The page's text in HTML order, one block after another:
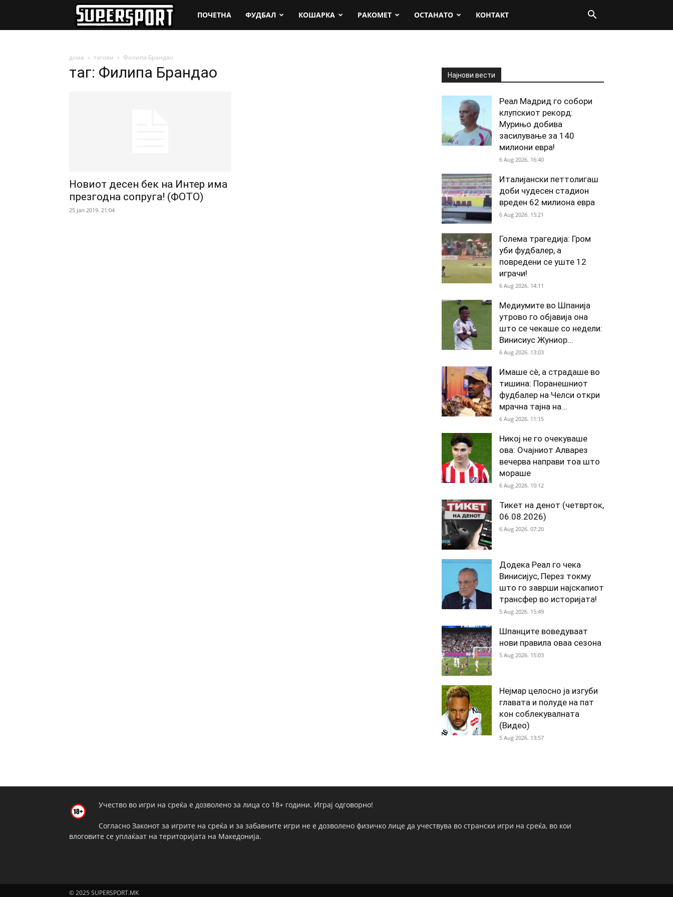
SuperSport.mk
ПОЧЕТНА ФУДБАЛ КОШАРКА РАКОМЕТ ОСТАНАТО КОНТАКТ
дома тагови Филипа Брандао
таг: Филипа Брандао
Новиот десен бек на Интер има
презгодна сопруга! (ФОТО)
25 Jan 2019. 21:04
Најнови вести
Реал Мадрид го собори
клупскиот рекорд:
Мурињо добива
засилување за 140
милиони евра!
6 Aug 2026. 16:40
Италијански петтолигаш
доби чудесен стадион
вреден 62 милиона евра
6 Aug 2026. 15:21
Голема трагедија: Гром
уби фудбалер, а
повредени се уште 12
играчи!
6 Aug 2026. 14:11
Медиумите во Шпанија
утрово го објавија она
што се чекаше со недели:
Винисиус Жуниор...
6 Aug 2026. 13:03
Имаше сè, а страдаше во
тишина: Поранешниот
фудбалер на Челси откри
мрачна тајна на...
6 Aug 2026. 11:15
Никој не го очекуваше
ова: Очајниот Алварез
вечерва направи тоа што
мораше
6 Aug 2026. 10:12
Тикет на денот (четврток,
06.08.2026)
6 Aug 2026. 07:20
Додека Реал го чека
Винисијус, Перез токму
што го заврши најскапиот
трансфер во историјата!
5 Aug 2026. 15:49
Шпанците воведуваат
нови правила оваа сезона
5 Aug 2026. 15:03
Нејмар целосно ја изгуби
главата и полуде на пат
кон соблекувалната
(Видео)
5 Aug 2026. 13:57
Учество во игри на среќа е дозволено за лица со 18+ години. Играј одговорно!
Согласно Законот за игрите на среќа и за забавните игри не е дозволено физичко лице да учествува во странски игри на среќа, во кои
влоговите се уплаќаат на територијата на Македонија.
© 2025 SUPERSPORT.MK